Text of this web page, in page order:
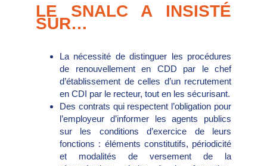
LE SNALC A INSISTÉ
SUR…
La nécessité de distinguer les procédures
de renouvellement en CDD par le chef
d’établissement de celles d’un recrutement
en CDI par le recteur, tout en les sécurisant.
Des contrats qui respectent l’obligation pour
l’employeur d’informer les agents publics
sur les conditions d’exercice de leurs
fonctions : éléments constitutifs, périodicité
et modalités de versement de la